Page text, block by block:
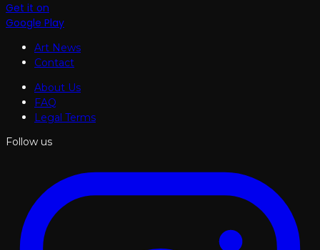
Get it on
Google Play
Art News
Contact
About Us
FAQ
Legal Terms
Follow us